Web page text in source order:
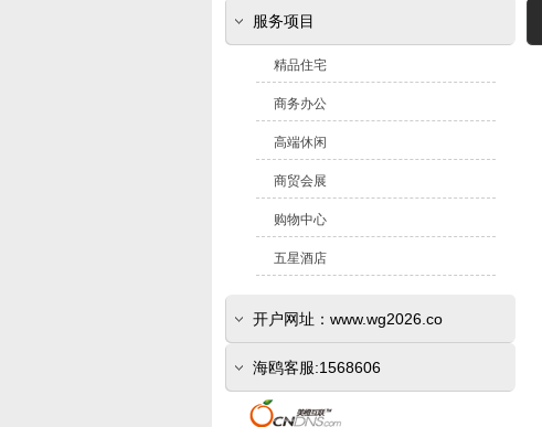
服务项目
精品住宅
商务办公
高端休闲
商贸会展
购物中心
五星酒店
开户网址：www.wg2026.co
(www.sr800.com)
海鸥客服:1568606